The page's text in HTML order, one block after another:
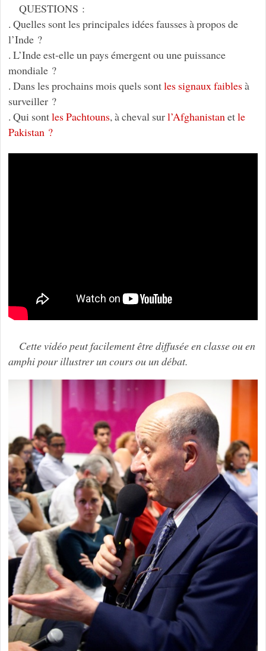
QUESTIONS :
. Quelles sont les principales idées fausses à propos de
l’Inde ?
. L’Inde est-elle un pays émergent ou une puissance
mondiale ?
. Dans les prochains mois quels sontles signaux faiblesà
surveiller ?
. Qui sontles Pachtouns, à cheval surl’Afghanistan etle
Pakistan ?
Cette vidéo peut facilement être diffusée en classe ou en
amphi pour illustrer un cours ou un débat.